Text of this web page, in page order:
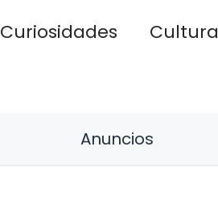
Curiosidades Cultura
Anuncios